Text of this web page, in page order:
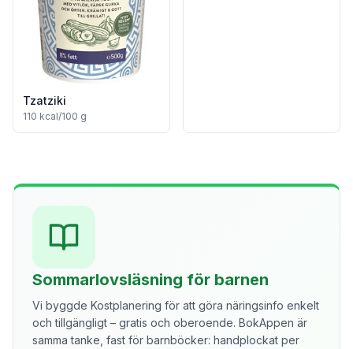
Tzatziki
110 kcal/100 g
Sommarlovsläsning för barnen
Vi byggde Kostplanering för att göra näringsinfo enkelt
och tillgängligt – gratis och oberoende. BokAppen är
samma tanke, fast för barnböcker: handplockat per